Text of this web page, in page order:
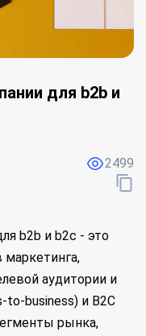
для b2b и
2499
b2b и b2c - это
аудитории и
to-business) и B2C
рынка,